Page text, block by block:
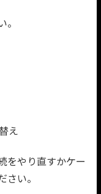
え
をやり直すかケー
い。